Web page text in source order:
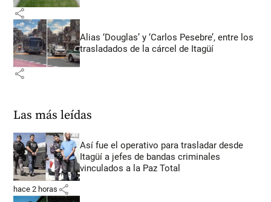
share
Alias ‘Douglas’ y ‘Carlos Pesebre’, entre los
trasladados de la cárcel de Itagüí
share
Las más leídas
Así fue el operativo para trasladar desde
Itagüí a jefes de bandas criminales
vinculados a la Paz Total
hace 2 horas share